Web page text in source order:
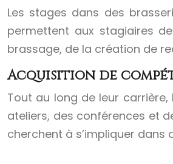
Les stages dans des
permettent aux stagiaires
brassage, de la création de
Acquisition de
Tout au long de leur
ateliers, des conférences et
cherchent à s’impliquer